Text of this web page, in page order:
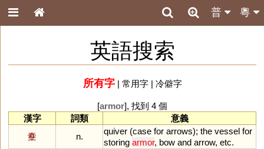
粵
普
英語搜索
所有字| 常用字| 冷僻字
[armor], 找到 4 個
漢字
詞類
意義
櫜
n.
quiver (case for arrows); the vessel for
storing armor, bow and arrow, etc.